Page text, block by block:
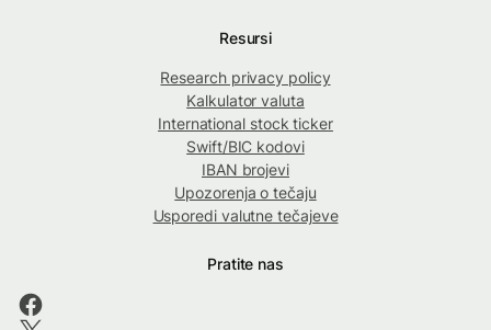
Resursi
Research privacy policy
Kalkulator valuta
International stock ticker
Swift/BIC kodovi
IBAN brojevi
Upozorenja o tečaju
Usporedi valutne tečajeve
Pratite nas